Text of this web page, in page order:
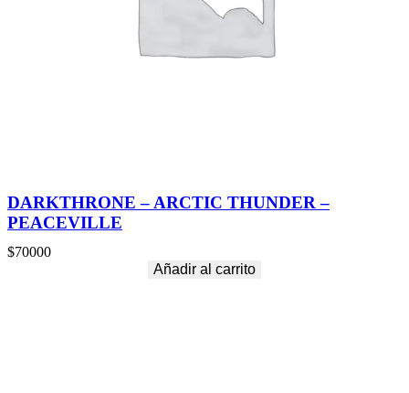
DARKTHRONE – ARCTIC THUNDER –
PEACEVILLE
$70000
Añadir al carrito